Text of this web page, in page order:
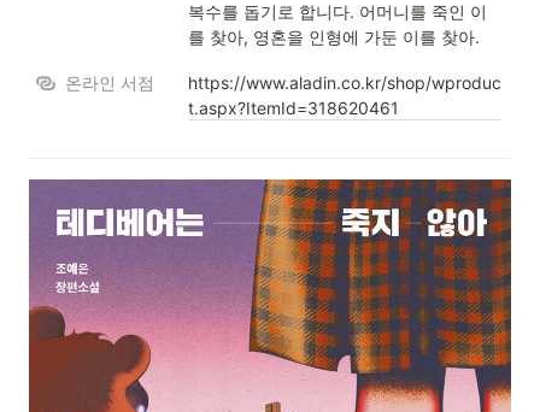
복수를 돕기로 합니다. 어머니를 죽인 이
를 찾아, 영혼을 인형에 가둔 이를 찾아.
온라인 서점
https://www.aladin.co.kr/shop/wproduc
t.aspx?ItemId=318620461